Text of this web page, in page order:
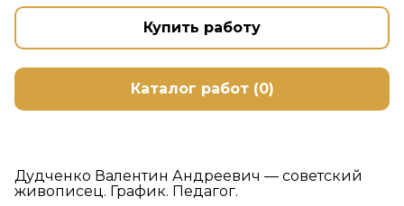
Купить работу
Каталог работ (0)
Дудченко Валентин Андреевич — советский
живописец. График. Педагог.